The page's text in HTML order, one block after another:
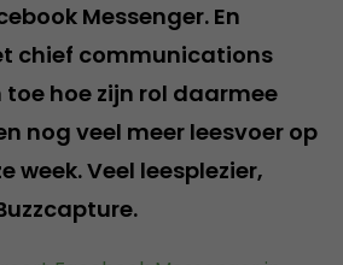
Messenger. En
chief communications
hoe zijn rol daarmee
nog veel meer leesvoer op
week. Veel leesplezier,